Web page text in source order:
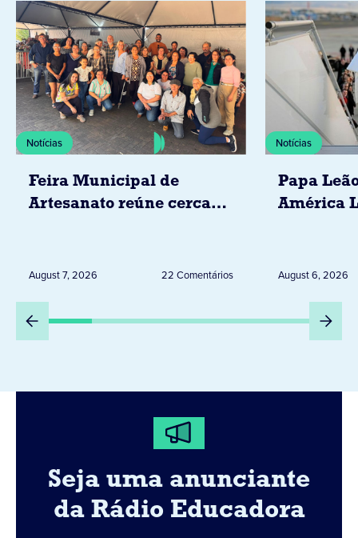
Notícias
Feira Municipal de
Artesanato reúne cerca
August 7, 2026 22 Comentários
Notícias
Papa
América
Peru
August 6, 2026
Seja uma anunciante
da Rádio Educadora